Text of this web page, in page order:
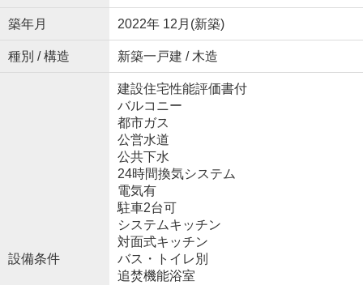
築年月 2022年 12月(新築)
種別 / 構造 新築一戸建 / 木造
設備条件
建設住宅性能評価書付
バルコニー
都市ガス
公営水道
公共下水
24時間換気システム
電気有
駐車2台可
システムキッチン
対面式キッチン
バス・トイレ別
追焚機能浴室